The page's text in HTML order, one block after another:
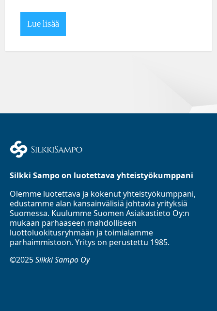
Lue lisää
Silkki Sampo on luotettava yhteistyökumppani
Olemme luotettava ja kokenut yhteistyökumppani,
edustamme alan kansainvälisiä johtavia yrityksiä
Suomessa. Kuulumme Suomen Asiakastieto Oy:n
mukaan parhaaseen mahdolliseen
luottoluokitusryhmään ja toimialamme
parhaimmistoon. Yritys on perustettu 1985.
©2025Silkki Sampo Oy